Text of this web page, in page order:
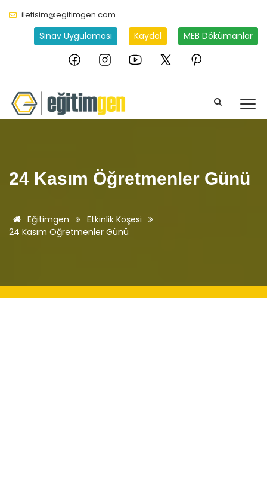
iletisim@egitimgen.com
Sınav Uygulaması Kaydol MEB Dökümanlar
24 Kasım Öğretmenler Günü
Eğitimgen
Etkinlik Köşesi
24 Kasım Öğretmenler Günü